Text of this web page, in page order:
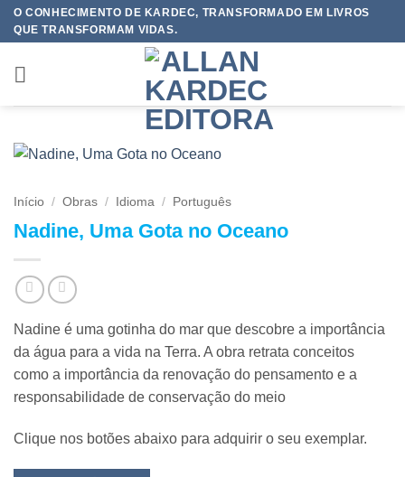
SkipO CONHECIMENTO DE KARDEC, TRANSFORMADO EM LIVROS
QUE TRANSFORMAM VIDAS.
Início / Obras / Idioma / Português
Nadine, Uma Gota no Oceano
Nadine é uma gotinha do mar que descobre a importância
da água para a vida na Terra. A obra retrata conceitos
como a importância da renovação do pensamento e a
responsabilidade de conservação do meio
Clique nos botões abaixo para adquirir o seu exemplar.